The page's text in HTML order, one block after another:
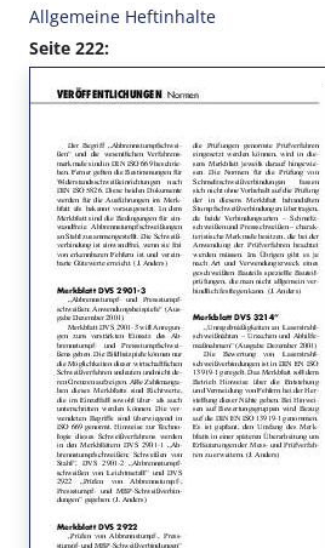
Allgemeine Heftinhalte
Seite 222: